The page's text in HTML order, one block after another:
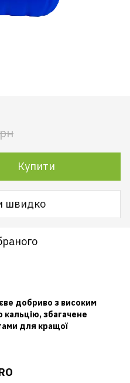
Купити
швидко
добриво з високим
кальцію, збагачене
для кращої